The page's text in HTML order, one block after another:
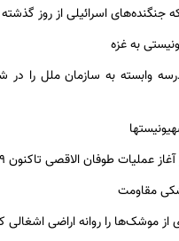
روز گذشته بیش از ۵۰۰ واحد مسکونی را در نوار غزه تخریب و با
وابسته به سازمان ملل را
الاقصی تاکنون ۶۵۹ اسرائیلی کشته و ۲۱۵۶ نفر زخمی شدند.
موشک‌ها را روانه اراضی اشغالی